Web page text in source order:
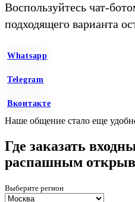
Воспользуйтесь чат-
подходящего варианта
Whatsapp
Telegram
Вконтакте
Наше общение стало еще
Где заказать
распашным
Выберите регион